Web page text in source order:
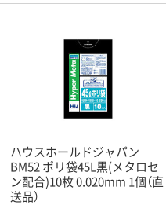
ハウスホールドジャパン
BM52 ポリ袋45L黒(メタロセ
ン配合)10枚 0.020mm 1個（直
送品）